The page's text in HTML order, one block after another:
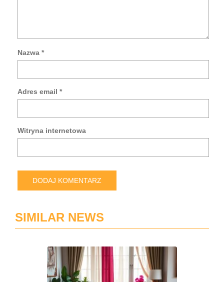
Nazwa *
Adres email *
Witryna internetowa
SIMILAR NEWS